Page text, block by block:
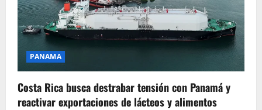
PANAMA
Costa Rica busca destrabar tensión con Panamá y
reactivar exportaciones de lácteos y alimentos